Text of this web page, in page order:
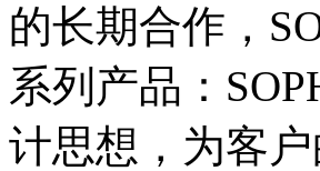
的长期合作，
系列产品：
计思想，为客